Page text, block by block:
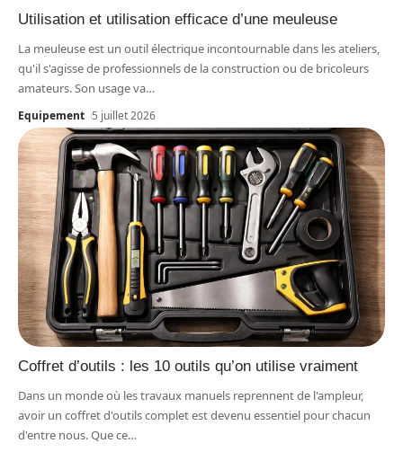
Utilisation et utilisation efficace d’une meuleuse
La meuleuse est un outil électrique incontournable dans les ateliers,
qu'il s'agisse de professionnels de la construction ou de bricoleurs
amateurs. Son usage va…
Equipement 5 juillet 2026
Coffret d’outils : les 10 outils qu’on utilise vraiment
Dans un monde où les travaux manuels reprennent de l'ampleur,
avoir un coffret d'outils complet est devenu essentiel pour chacun
d'entre nous. Que ce…